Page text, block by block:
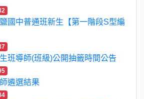
國中普通班新生【第一階段S型編
班導師(班級)公開抽籤時間公告
遴選結果